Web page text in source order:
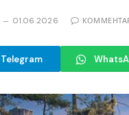
01.06.2026
Telegram